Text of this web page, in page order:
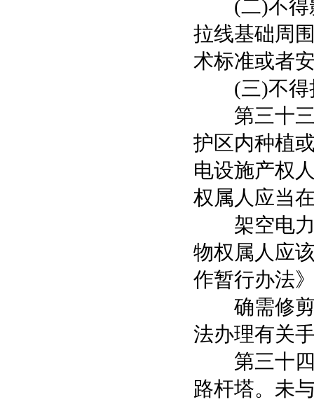
(二)不得影
拉线基础周
术标准或者
(三)不得损
第三十三
护区内种植
电设施产权
权属人应当
架空电力
物权属人应
作暂行办法
确需修剪
法办理有关
第三十四
路杆塔。未